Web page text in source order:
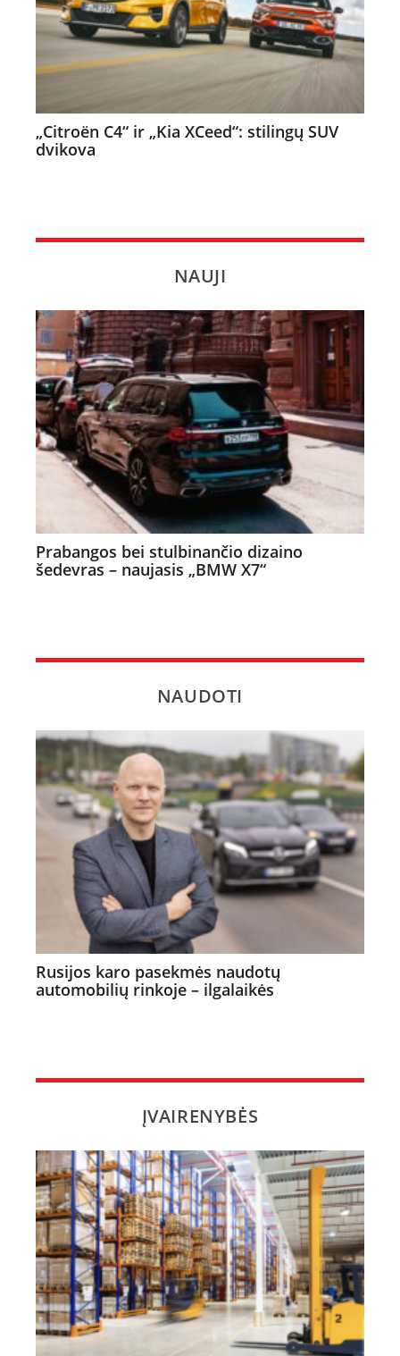
„Citroën C4“ ir „Kia XCeed“: stilingų SUV
dvikova
NAUJI
Prabangos bei stulbinančio dizaino
šedevras – naujasis „BMW X7“
NAUDOTI
Rusijos karo pasekmės naudotų
automobilių rinkoje – ilgalaikės
ĮVAIRENYBĖS